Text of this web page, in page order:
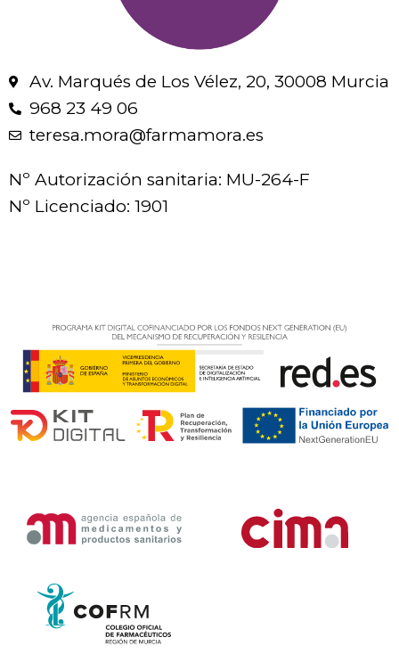
Av. Marqués de Los Vélez, 20, 30008 Murcia
968 23 49 06
teresa.mora@farmamora.es
Nº Autorización sanitaria: MU-264-F
Nº Licenciado: 1901